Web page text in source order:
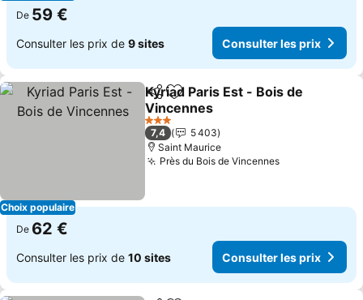
De 59 €
Consulter les prix de 9 sites Consulter les prix
Choix populaire
PartagerAjouter à mes favoris
Kyriad Paris Est - Bois de
Vincennes
3 Étoiles
7,4
5 403
Saint Maurice
Près du Bois de Vincennes
De 62 €
Consulter les prix de 10 sites Consulter les prix